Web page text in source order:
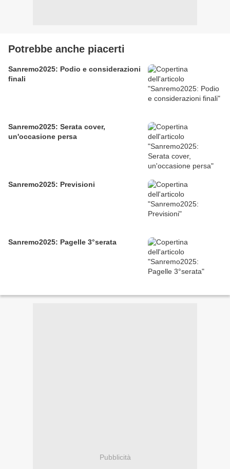
Potrebbe anche piacerti
Sanremo2025: Podio e considerazioni
finali
Sanremo2025: Serata cover,
un'occasione persa
Sanremo2025: Previsioni
Sanremo2025: Pagelle 3°serata
Pubblicità